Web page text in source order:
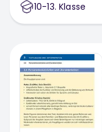
10-13. Klasse